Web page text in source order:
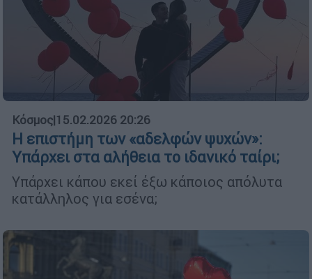
Κόσμος|15.02.2026 20:26
Η επιστήμη των «αδελφών ψυχών»:
Υπάρχει στα αλήθεια το ιδανικό ταίρι;
Υπάρχει κάπου εκεί έξω κάποιος απόλυτα
κατάλληλος για εσένα;